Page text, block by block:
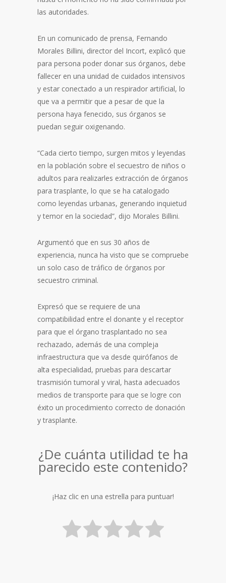
las autoridades.
En un comunicado de prensa, Fernando
Morales Billini, director del Incort, explicó que
para persona poder donar sus órganos, debe
fallecer en una unidad de cuidados intensivos
y estar conectado a un respirador artificial, lo
que va a permitir que a pesar de que la
persona haya fenecido, sus órganos se
puedan seguir oxigenando.
“Cada cierto tiempo, surgen mitos y leyendas
en la población sobre el secuestro de niños o
adultos para realizarles extracción de órganos
para trasplante, lo que se ha catalogado
como leyendas urbanas, generando inquietud
y temor en la sociedad”, dijo Morales Billini.
Argumentó que en sus 30 años de
experiencia, nunca ha visto que se compruebe
un solo caso de tráfico de órganos por
secuestro criminal.
Expresó que se requiere de una
compatibilidad entre el donante y el receptor
para que el órgano trasplantado no sea
rechazado, además de una compleja
infraestructura que va desde quirófanos de
alta especialidad, pruebas para descartar
trasmisión tumoral y viral, hasta adecuados
medios de transporte para que se logre con
éxito un procedimiento correcto de donación
y trasplante.
¿De cuánta utilidad te ha
parecido este contenido?
¡Haz clic en una estrella para puntuar!